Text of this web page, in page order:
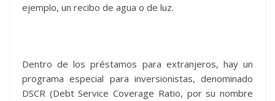
ejemplo, un recibo de agua o de luz.
Dentro de los préstamos para extranjeros, hay un
programa especial para inversionistas, denominado
DSCR (Debt Service Coverage Ratio, por su nombre